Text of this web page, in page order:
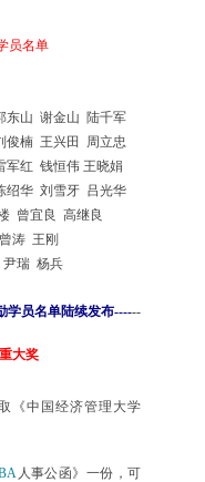
员名单
东山 谢金山 陆千军
俊楠 王兴田 周立忠
军红 钱恒伟 王晓娟
绍华 刘雪牙 吕光华
曾宜良 高继良
曾涛 王刚
瑞 杨兵
学员名单陆续发布------
大奖
《中国经济管理大学
人事公函》一份，可